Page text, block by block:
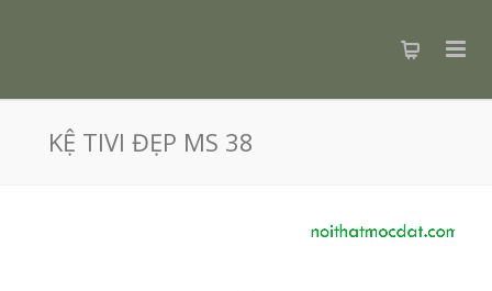
KỆ TIVI ĐẸP MS 38